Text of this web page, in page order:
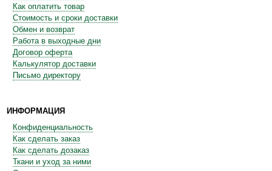
Как оплатить товар
Стоимость и сроки доставки
Обмен и возврат
Работа в выходные дни
Договор оферта
Калькулятор доставки
Письмо директору
ИНФОРМАЦИЯ
Конфиденциальность
Как сделать заказ
Как сделать дозаказ
Ткани и уход за ними